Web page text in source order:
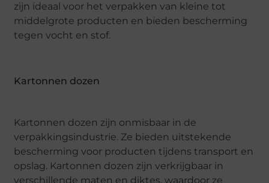
zijn ideaal voor het verpakken van kleine tot
middelgrote producten en bieden bescherming
tegen vocht en stof.
Kartonnen dozen
Kartonnen dozen zijn onmisbaar in de
verpakkingsindustrie. Ze bieden uitstekende
bescherming voor producten tijdens transport en
opslag. Kartonnen dozen zijn verkrijgbaar in
verschillende maten en diktes, waardoor ze